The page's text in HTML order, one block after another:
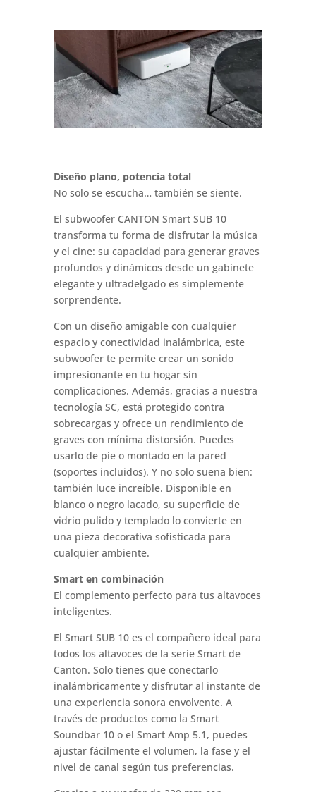
Diseño plano, potencia total
No solo se escucha… también se siente.
El subwoofer CANTON Smart SUB 10
transforma tu forma de disfrutar la música
y el cine: su capacidad para generar graves
profundos y dinámicos desde un gabinete
elegante y ultradelgado es simplemente
sorprendente.
Con un diseño amigable con cualquier
espacio y conectividad inalámbrica, este
subwoofer te permite crear un sonido
impresionante en tu hogar sin
complicaciones. Además, gracias a nuestra
tecnología SC, está protegido contra
sobrecargas y ofrece un rendimiento de
graves con mínima distorsión. Puedes
usarlo de pie o montado en la pared
(soportes incluidos). Y no solo suena bien:
también luce increíble. Disponible en
blanco o negro lacado, su superficie de
vidrio pulido y templado lo convierte en
una pieza decorativa sofisticada para
cualquier ambiente.
Smart en combinación
El complemento perfecto para tus altavoces
inteligentes.
El Smart SUB 10 es el compañero ideal para
todos los altavoces de la serie Smart de
Canton. Solo tienes que conectarlo
inalámbricamente y disfrutar al instante de
una experiencia sonora envolvente. A
través de productos como la Smart
Soundbar 10 o el Smart Amp 5.1, puedes
ajustar fácilmente el volumen, la fase y el
nivel de canal según tus preferencias.